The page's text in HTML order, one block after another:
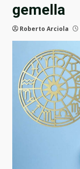
gemella
Roberto Arciola